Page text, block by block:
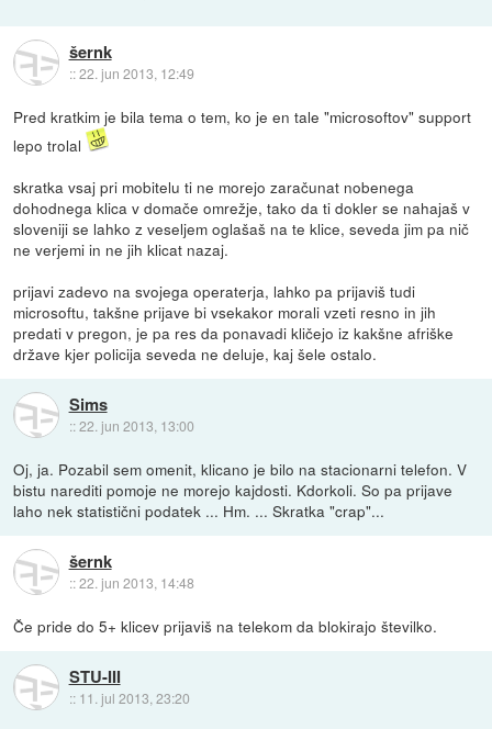
šernk
::22. jun 2013, 12:49
Pred kratkim je bila tema o tem, ko je en tale "microsoftov" support
lepo trolal
skratka vsaj pri mobitelu ti ne morejo zaračunat nobenega
dohodnega klica v domače omrežje, tako da ti dokler se nahajaš v
sloveniji se lahko z veseljem oglašaš na te klice, seveda jim pa nič
ne verjemi in ne jih klicat nazaj.
prijavi zadevo na svojega operaterja, lahko pa prijaviš tudi
microsoftu, takšne prijave bi vsekakor morali vzeti resno in jih
predati v pregon, je pa res da ponavadi kličejo iz kakšne afriške
države kjer policija seveda ne deluje, kaj šele ostalo.
Sims
::22. jun 2013, 13:00
Oj, ja. Pozabil sem omenit, klicano je bilo na stacionarni telefon. V
bistu narediti pomoje ne morejo kajdosti. Kdorkoli. So pa prijave
laho nek statistični podatek ... Hm. ... Skratka "crap"...
šernk
::22. jun 2013, 14:48
Če pride do 5+ klicev prijaviš na telekom da blokirajo številko.
STU-III
:: 11. jul 2013, 23:20